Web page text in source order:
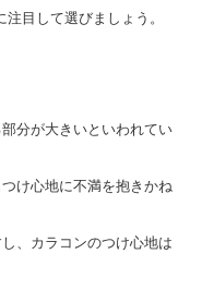
目して選びましょう。
分が大きいといわれてい
け心地に不満を抱きかね
、カラコンのつけ心地は